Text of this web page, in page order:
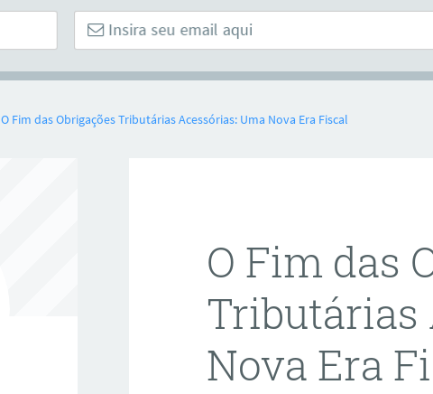
O Fim das Obrigações Tributárias Acessórias: Uma Nova Era Fiscal
O Fim das
Tributárias
Nova Era